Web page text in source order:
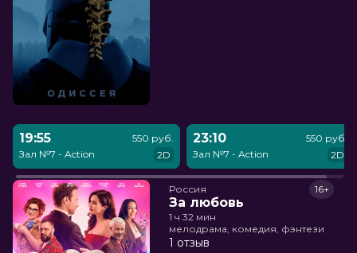
19:55
Зал №7 - Action
550 руб.
2D
23:10
Зал №7 - Action
550 руб.
2D
Россия
За любовь
16+
1 ч 32 мин
мелодрама, комедия, фэнтези
1 отзыв